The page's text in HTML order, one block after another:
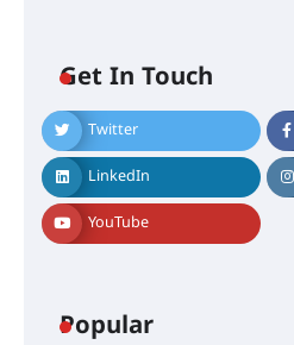
Get In Touch
Twitter
LinkedIn
YouTube
Popular
എം.ജി.
ഇംഗ്ളീഷ്
ഡോക്ടറേറ്റ്